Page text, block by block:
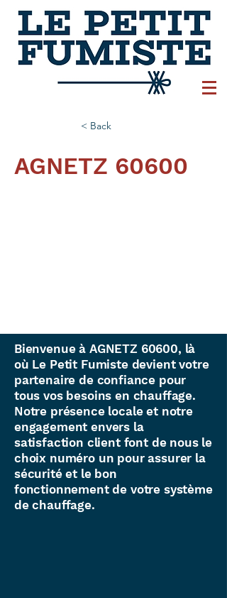
< Back
AGNETZ 60600
Bienvenue à AGNETZ 60600, là
où Le Petit Fumiste devient votre
partenaire de confiance pour
tous vos besoins en chauffage.
Notre présence locale et notre
engagement envers la
satisfaction client font de nous le
choix numéro un pour assurer la
sécurité et le bon
fonctionnement de votre système
de chauffage.